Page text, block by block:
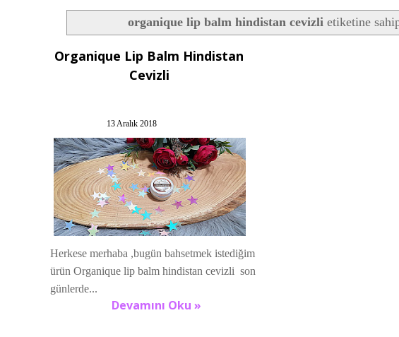
organique lip balm hindistan cevizli etiketine
Organique Lip Balm Hindistan
Cevizli
13 Aralık 2018
Herkese merhaba ,bugün bahsetmek istediğim
ürün Organique lip balm hindistan cevizli son
günlerde...
Devamını Oku »